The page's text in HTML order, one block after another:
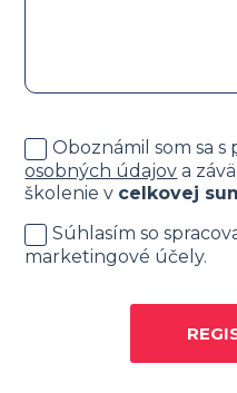
Oboznámil som sa s
osobných údajov a
školenie v celkovej
Súhlasím so
marketingové účely.